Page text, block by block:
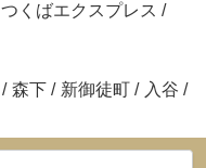
つくばエクスプレス /
/ 森下 / 新御徒町 / 入谷 /